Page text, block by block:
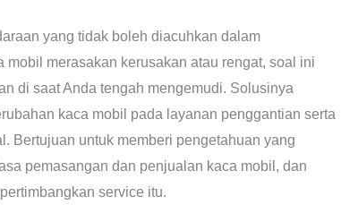
yang tidak boleh diacuhkan dalam
merasakan kerusakan atau rengat, soal ini
di saat Anda tengah mengemudi. Solusinya
kaca mobil pada layanan penggantian serta
Bertujuan untuk memberi pengetahuan yang
pemasangan dan penjualan kaca mobil, dan
service itu.